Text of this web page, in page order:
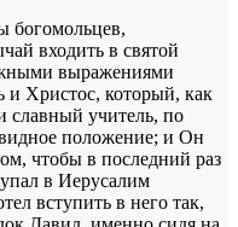
богомольцев,
входить в святой
выражениями
и Христос, который, как
славный учитель, по
положение; и Он
чтобы в последний раз
в Иерусалим
вступить в него так,